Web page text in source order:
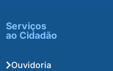
Serviços
ao Cidadão
Ouvidoria